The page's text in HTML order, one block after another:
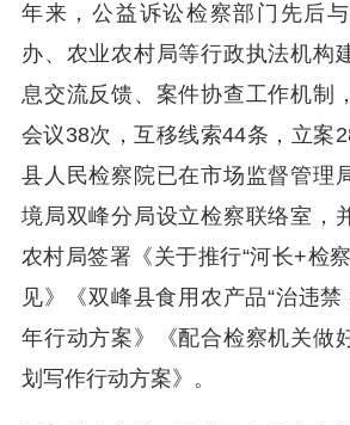
年来，公益诉讼检察部门先后
办、农业农村局等行政执法机构
息交流反馈、案件协查工作机制
会议38次，互移线索44条，立案
县人民检察院已在市场监督管理
境局双峰分局设立检察联络室，
农村局签署《关于推行“河长+检
见》《双峰县食用农产品“治违禁
年行动方案》《配合检察机关做
划写作行动方案》。